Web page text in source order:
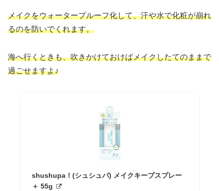
メイクをウォータープルーフ化して、汗や水で化粧が崩れ
るのを防いでくれます。
海へ行くときも、吹きかけておけばメイクしたてのままで
過ごせますよ♪
shushupa！(シュシュパ) メイクキープスプレー
＋ 55g